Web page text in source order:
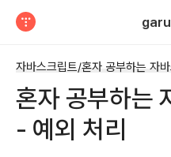
자바스크립트/혼자 공부하는 자
혼자 공부하는
- 예외 처리